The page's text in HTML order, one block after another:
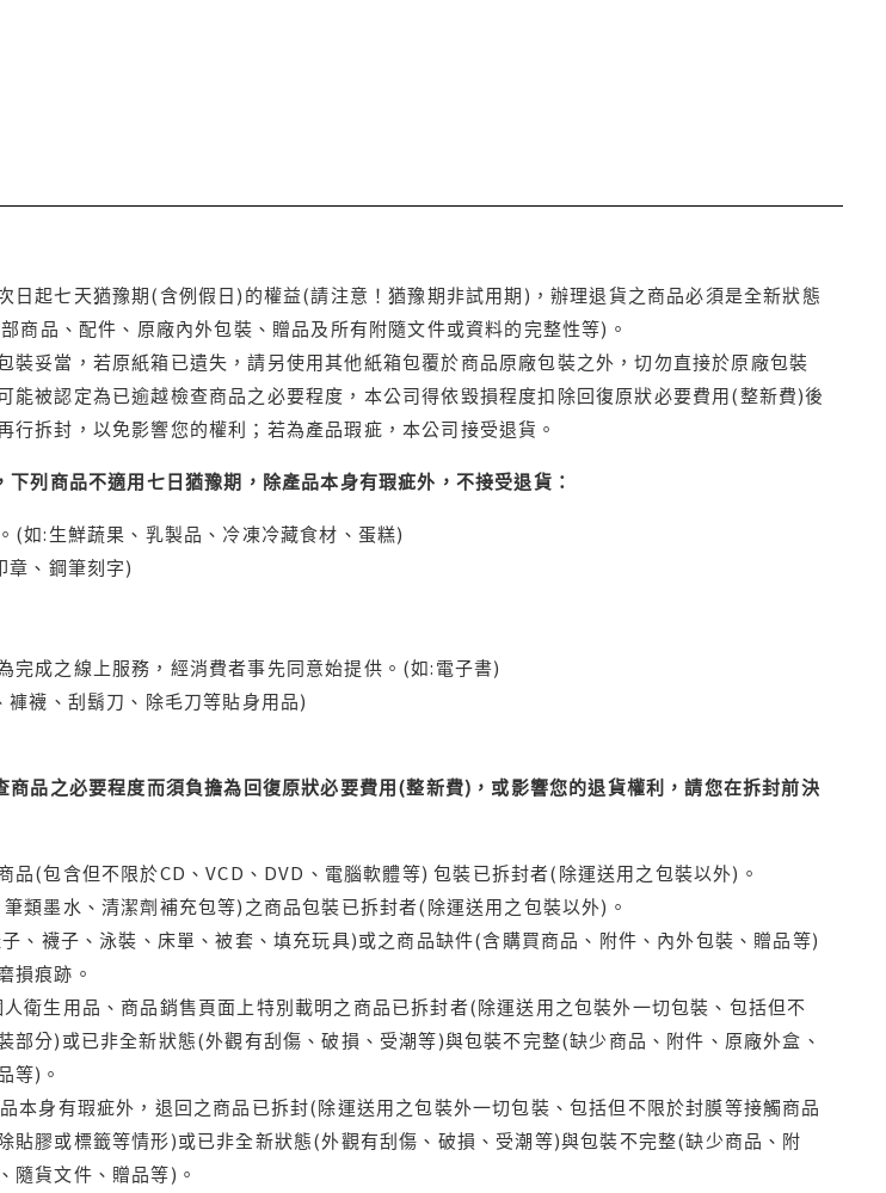
日起七天猶豫期(含例假日)的權益(請注意！猶豫期非試用期)，辦理退貨之商品必須是全新狀態
商品、配件、原廠內外包裝、贈品及所有附隨文件或資料的完整性等)。
裝妥當，若原紙箱已遺失，請另使用其他紙箱包覆於商品原廠包裝之外，切勿直接於原廠包裝
能被認定為已逾越檢查商品之必要程度，本公司得依毀損程度扣除回復原狀必要費用(整新費)後
拆封，以免影響您的權利；若為產品瑕疵，本公司接受退貨。
列商品不適用七日猶豫期，除產品本身有瑕疵外，不接受退貨：
(如:生鮮蔬果、乳製品、冷凍冷藏食材、蛋糕)
章、鋼筆刻字)
完成之線上服務，經消費者事先同意始提供。(如:電子書)
襪、刮鬍刀、除毛刀等貼身用品)
品之必要程度而須負擔為回復原狀必要費用(整新費)，或影響您的退貨權利，請您在拆封前決
品(包含但不限於CD、VCD、DVD、電腦軟體等) 包裝已拆封者(除運送用之包裝以外)。
類墨水、清潔劑補充包等)之商品包裝已拆封者(除運送用之包裝以外)。
、襪子、泳裝、床單、被套、填充玩具)或之商品缺件(含購買商品、附件、內外包裝、贈品等)
損痕跡。
衛生用品、商品銷售頁面上特別載明之商品已拆封者(除運送用之包裝外一切包裝、包括但不
部分)或已非全新狀態(外觀有刮傷、破損、受潮等)與包裝不完整(缺少商品、附件、原廠外盒、
等)。
本身有瑕疵外，退回之商品已拆封(除運送用之包裝外一切包裝、包括但不限於封膜等接觸商品
貼膠或標籤等情形)或已非全新狀態(外觀有刮傷、破損、受潮等)與包裝不完整(缺少商品、附
隨貨文件、贈品等)。